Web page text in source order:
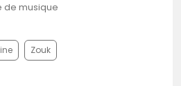
de musique
Zouk